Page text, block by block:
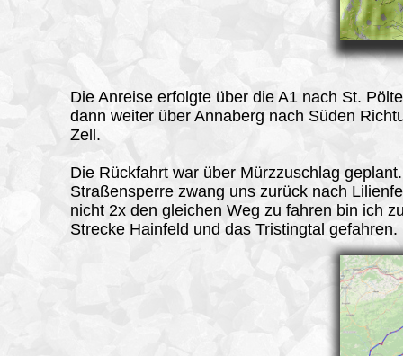
Die Anreise erfolgte über die A1 nach St.
dann weiter über Annaberg nach Süden
Zell.
Die Rückfahrt war über Mürzzuschlag
Straßensperre zwang uns zurück nach
nicht 2x den gleichen Weg zu fahren bin ich
Strecke Hainfeld und das Tristingtal gefahren.